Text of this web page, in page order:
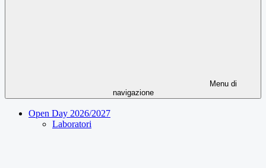
Menu di
navigazione
Open Day 2026/2027
Laboratori